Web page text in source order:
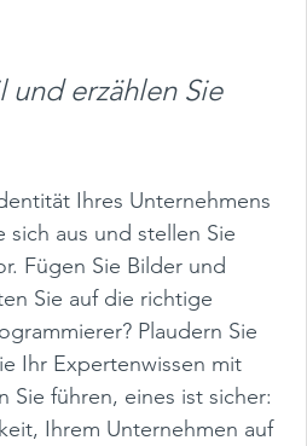
und erzählen Sie
Ihres Unternehmens
sich aus und stellen Sie
Fügen Sie Bilder und
Sie auf die richtige
Plaudern Sie
Ihr Expertenwissen mit
Sie führen, eines ist sicher:
Ihrem Unternehmen auf